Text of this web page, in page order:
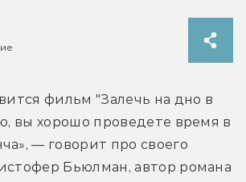
фильм "Залечь на дно в
вы хорошо проведете время в
— говорит про своего
Бьюлман, автор романа